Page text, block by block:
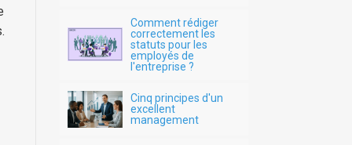
Comment rédiger
correctement les
statuts pour les
employés de
l'entreprise ?
Cinq principes d'un
excellent
management